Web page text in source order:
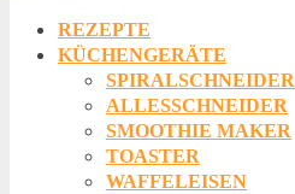
REZEPTE
KÜCHENGERÄTE
SPIRALSCHNEIDER
ALLESSCHNEIDER
SMOOTHIE MAKER
TOASTER
WAFFELEISEN